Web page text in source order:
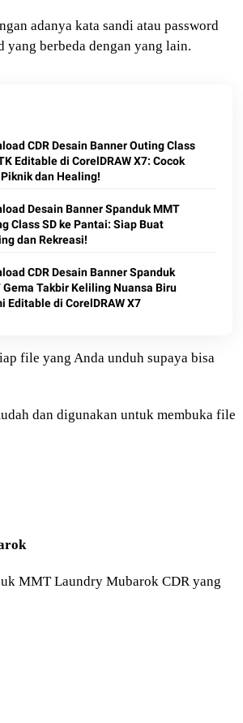
adanya kata sandi atau password
berbeda dengan yang lain.
CDR Desain Banner Outing Class
Editable di CorelDRAW X7: Cocok
dan Healing!
Desain Banner Spanduk MMT
Class SD ke Pantai: Siap Buat
dan Rekreasi!
CDR Desain Banner Spanduk
Gema Takbir Keliling Nuansa Biru
Editable di CorelDRAW X7
file yang Anda unduh supaya bisa
dan digunakan untuk membuka file
MMT Laundry Mubarok CDR yang